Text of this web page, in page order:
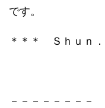
です。
＊＊＊ Ｓｈｕｎ
－－－－－－－－